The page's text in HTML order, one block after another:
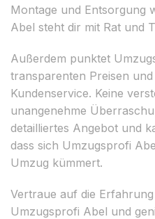
Montage und Entsorgung
Abel steht dir mit Rat und
Außerdem punktet
transparenten Preisen
Kundenservice. Keine
unangenehme
detailliertes Angebot und
dass sich Umzugsprofi
Umzug kümmert.
Vertraue auf die
Umzugsprofi Abel und